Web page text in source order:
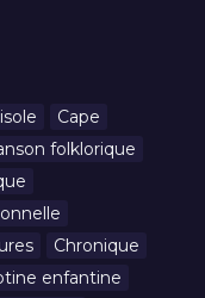
Cape
folklorique
Chronique
enfantine